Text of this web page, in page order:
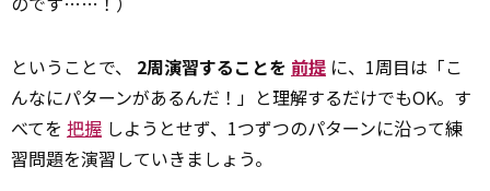
ということで、 2周演習することを 前提 に、1周目は「こ
んなにパターンがあるんだ！」と理解するだけでもOK。す
べてを 把握 しようとせず、1つずつのパターンに沿って練
習問題を演習していきましょう。